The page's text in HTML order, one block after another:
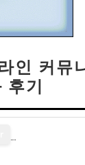
인 커뮤
기